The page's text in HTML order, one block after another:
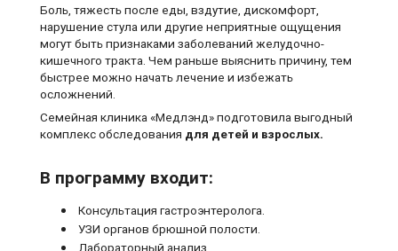
Боль, тяжесть после еды, вздутие, дискомфорт,
нарушение стула или другие неприятные ощущения
могут быть признаками заболеваний желудочно-
кишечного тракта. Чем раньше выяснить причину, тем
быстрее можно начать лечение и избежать
осложнений.
Семейная клиника «Медлэнд» подготовила выгодный
комплекс обследования для детей и взрослых.
В программу входит:
Консультация гастроэнтеролога.
УЗИ органов брюшной полости.